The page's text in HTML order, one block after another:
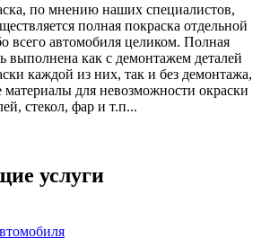
по мнению наших специалистов,
полная покраска отдельной
всего автомобиля целиком. Полная
выполнена как с демонтажем деталей
каждой из них, так и без демонтажа,
материалы для невозможности окраски
стекол, фар и т.п...
услуги